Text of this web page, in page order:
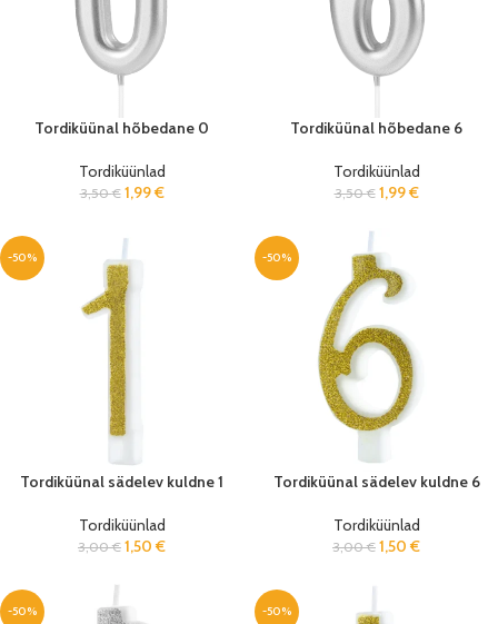
Tordiküünal hõbedane 0
Tordiküünlad
3,50€ 1,99€
Tordiküünal hõbedane 6
Tordiküünlad
3,50€ 1,99€
-50%
Tordiküünal sädelev kuldne 1
Tordiküünlad
3,00€ 1,50 €
-50%
Tordiküünal sädelev kuldne 6
Tordiküünlad
3,00€ 1,50 €
-50% -50%